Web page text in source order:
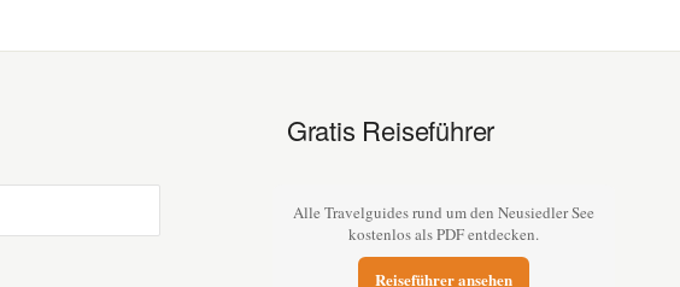
Gratis Reiseführer
Alle Travelguides rund um den Neusiedler See
kostenlos als PDF entdecken.
Reiseführer ansehen